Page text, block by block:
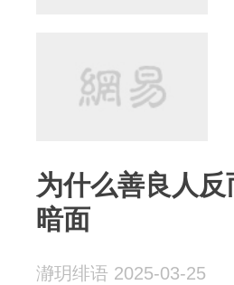
为什么善良人
暗面
瀞玥绯语 2025-03-25